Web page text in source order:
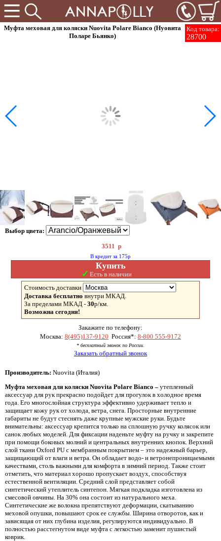
Код товара:
28700
Муфта меховая для коляски Nuovita Polare Bianco (Нуовита
Поларе Бьянко)
Выбор цвета:
3511 р
В кредит за 175р
Купить
✓ Есть в наличии
Стоимость доставки
Доставка бесплатно внутри МКАД.
За пределами МКАД - 30р/км.
Возможна сегодня!
Закажите по телефону:
Москва: 8(495)137-9120 Россия*: 8-800 555-9172
* бесплатный звонок по России.
Заказать обратный звонок
Производитель: Nuovita (Италия)
Муфта меховая для коляски Nuovita Polare Bianco – утепленный
аксессуар для рук прекрасно подойдет для прогулок в холодное время
года. Его многослойная структура эффективно удерживает тепло и
защищает кожу рук от холода, ветра, снега. Просторные внутренние
габариты не будут стеснять даже крупные мужские руки. Будьте
внимательны: аксессуар крепится только на сплошную ручку колясок или
санок любых моделей. Для фиксации наденьте муфту на ручку и закрепите
при помощи боковых молний и центральных внутренних кнопок. Верхний
слой ткани Oxford PU с мембранным покрытием – это надежный барьер,
защищающий от влаги и ветра. Он обладает водо- и ветронепроницаемыми
качествами, столь важными для комфорта в зимний период. Также стоит
отметить, что материал хорошо пропускает воздух, способствуя
естественной вентиляции. Средний слой представляет собой
синтетический утеплитель синтепон. Мягкая подкладка изготовлена из
смесовой овчины. На 30% она состоит из натурального меха.
Синтетические же волокна препятствуют деформации, скатыванию
меховой опушки, повышают срок ее службы. Ширина отворотов, как и
зависящая от них глубина изделия, регулируются индивидуально. В
полностью расстегнутом виде муфта с легкостью заменит пушистый
коврик.